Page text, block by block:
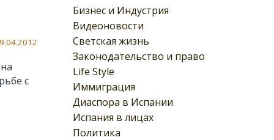
Бизнес и Индустрия
Видеоновости
Светская жизнь
Законодательство и право
Life Style
Иммиграция
Диаспора в Испании
Испания в лицах
Политика
с